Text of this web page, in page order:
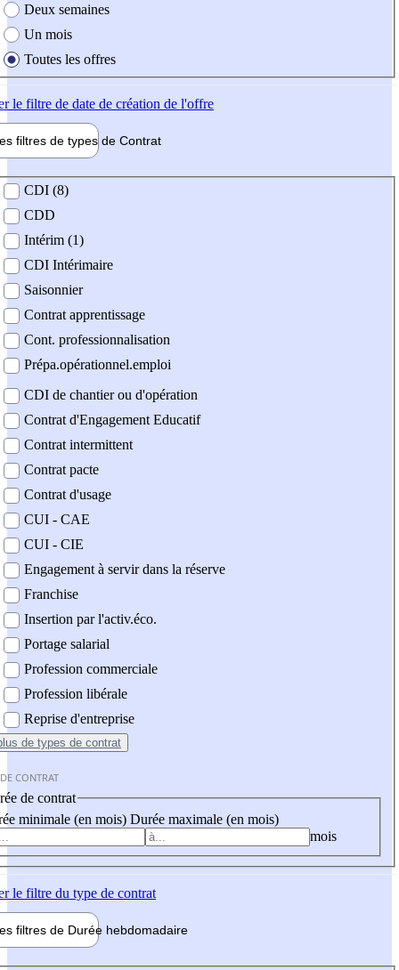
Deux semaines
Un mois
Toutes les offres
le filtre de date de création de l'offre
filtres de types de Contrat
contrat
CDI (8)
CDD
Intérim (1)
CDI Intérimaire
Saisonnier
Contrat apprentissage
Cont. professionnalisation
Prépa.opérationnel.emploi
CDI de chantier ou d'opération
Contrat d'Engagement Educatif
Contrat intermittent
Contrat pacte
Contrat d'usage
CUI - CAE
CUI - CIE
Engagement à servir dans la réserve
Franchise
Insertion par l'activ.éco.
Portage salarial
Profession commerciale
Profession libérale
Reprise d'entreprise
de types de contrat
CONTRAT
de contrat
minimale (en mois) Durée maximale (en mois)
mois
le filtre du type de contrat
filtres de Durée hebdomadaire